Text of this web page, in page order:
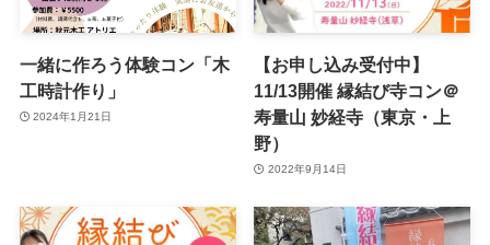
一緒に作ろう体験コン「木
工時計作り」
2024年1月21日
【お申し込み受付中】
11/13開催 縁結び寺コン＠
寿量山 妙経寺（東京・上
野）
2022年9月14日